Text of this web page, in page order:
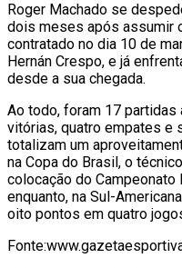
Roger Machado se
dois meses após assumir
contratado no dia 10 de
Hernán Crespo, e já
desde a sua chegada.
Ao todo, foram 17
vitórias, quatro empates e
totalizam um
na Copa do Brasil, o
colocação do
enquanto, na Sul-
oito pontos em quatro